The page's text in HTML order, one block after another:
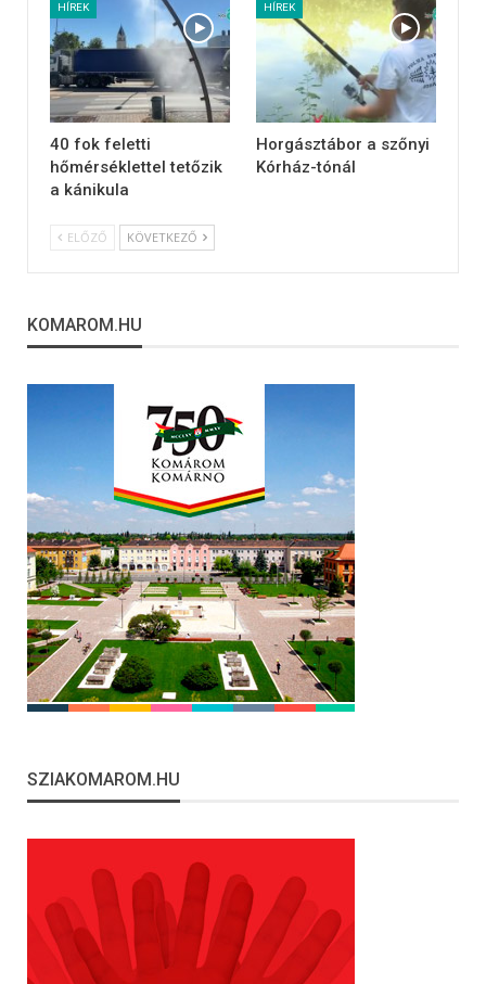
HÍREK
40 fok feletti
hőmérséklettel tetőzik
a kánikula
HÍREK
Horgásztábor a szőnyi
Kórház-tónál
ELŐZŐ KÖVETKEZŐ
KOMAROM.HU
SZIAKOMAROM.HU